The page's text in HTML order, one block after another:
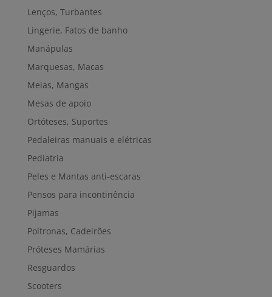
Lenços, Turbantes
Lingerie, Fatos de banho
Manápulas
Marquesas, Macas
Meias, Mangas
Mesas de apoio
Ortóteses, Suportes
Pedaleiras manuais e elétricas
Pediatria
Peles e Mantas anti-escaras
Pensos para incontinência
Pijamas
Poltronas, Cadeirões
Próteses Mamárias
Resguardos
Scooters